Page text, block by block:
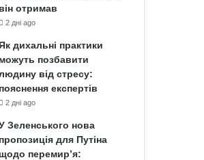
він отримав
2 дні ago
дихальні практики
можуть позбавити
від стресу:
пояснення експертів
2 дні ago
Зеленського нова
пропозиція для Путіна
щодо перемир’я: